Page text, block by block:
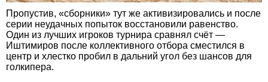
Пропустив, «сборники» тут же активизировались и после
серии неудачных попыток восстановили равенство.
Один из лучших игроков турнира сравнял счёт —
Иштимиров после коллективного отбора сместился в
центр и хлестко пробил в дальний угол без шансов для
голкипера.